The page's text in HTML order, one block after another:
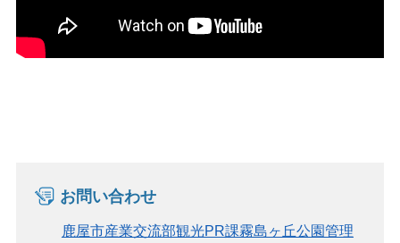
お問い合わせ
鹿屋市産業交流部観光PR課霧島ヶ丘公園管理